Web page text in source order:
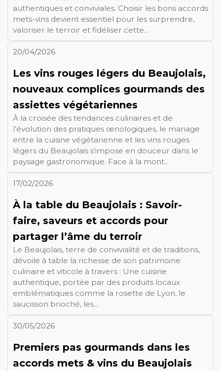
authentiques et conviviales. Choisir les bons accords
mets-vins devient essentiel pour les surprendre,
valoriser le terroir et fidéliser cette...
20/04/2026
Les vins rouges légers du Beaujolais,
nouveaux complices gourmands des
assiettes végétariennes
À la croisée des tendances culinaires et de
l’évolution des pratiques œnologiques, le mariage
entre la cuisine végétarienne et les vins rouges
légers du Beaujolais s’impose en douceur dans le
paysage gastronomique. Face à la mont...
17/02/2026
À la table du Beaujolais : Savoir-
faire, saveurs et accords pour
partager l’âme du terroir
Le Beaujolais, terre de convivialité et de traditions,
dévoile à table la richesse de son patrimoine
culinaire et viticole à travers : Une cuisine
authentique, portée par des produits locaux
emblématiques comme la rosette de Lyon, le
saucisson brioché, les...
30/05/2026
Premiers pas gourmands dans les
accords mets & vins du Beaujolais